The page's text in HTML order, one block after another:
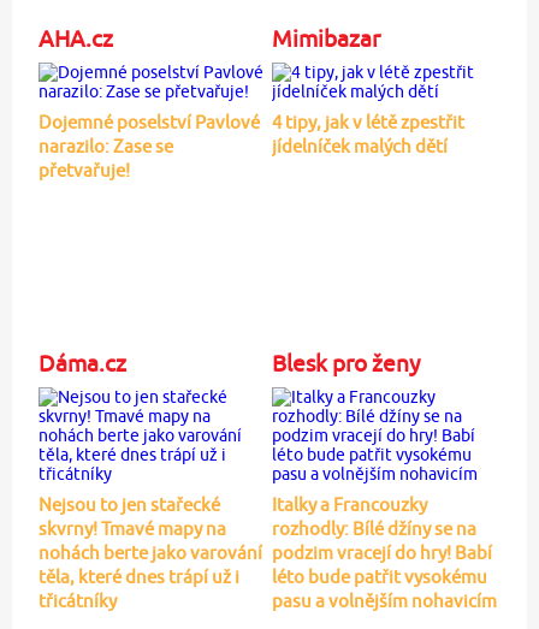
AHA.cz
Dojemné poselství Pavlové
narazilo: Zase se
přetvařuje!
Mimibazar
4 tipy, jak v létě zpestřit
jídelníček malých dětí
Dáma.cz
Nejsou to jen stařecké
skvrny! Tmavé mapy na
nohách berte jako varování
těla, které dnes trápí už i
třicátníky
Blesk pro ženy
Italky a Francouzky
rozhodly: Bílé džíny se na
podzim vracejí do hry! Babí
léto bude patřit vysokému
pasu a volnějším nohavicím